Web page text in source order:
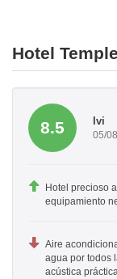
Hotel
8.5 Ivi
05/
Hotel precioso
equipamiento
Aire
agua por todos
acústica